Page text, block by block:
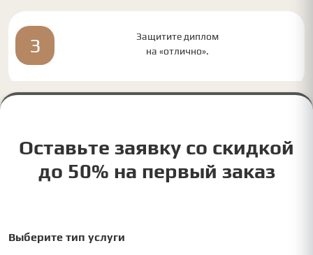
3
Защитите диплом
на «отлично».
Оставьте заявку со скидкой
до 50% на первый заказ
Выберите тип услуги